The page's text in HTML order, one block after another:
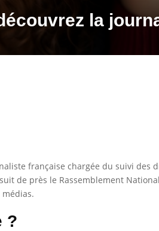
la
française chargée du suivi des
de près le Rassemblement
?